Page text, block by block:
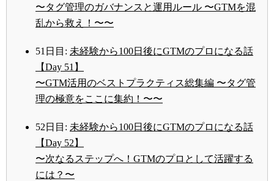
〜タグ管理のガバナンスと運用ルール 〜GTMを混
乱から救え！〜〜
51日目: 未経験から100日後にGTMのプロになる話
【Day 51】
〜GTM活用のベストプラクティス総集編 〜タグ管
理の極意をここに集約！〜〜
52日目: 未経験から100日後にGTMのプロになる話
【Day 52】
〜次なるステップへ！GTMのプロとして活躍する
には？〜